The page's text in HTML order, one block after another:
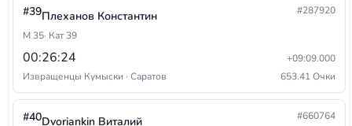
#39Плеханов Константин
#287920
М 35· Кат 39
00:26:24
+09:09.000
Извращенцы Кумыски · Саратов
653.41 Очки
#40Dvoriankin Виталий
#660764